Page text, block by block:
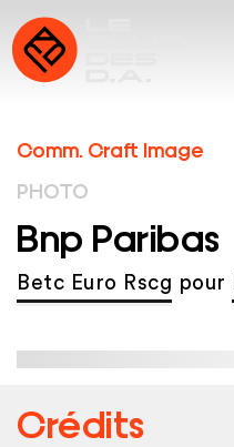
Comm. Craft Image
PHOTO
Bnp Paribas
Betc Euro Rscg pour
Crédits